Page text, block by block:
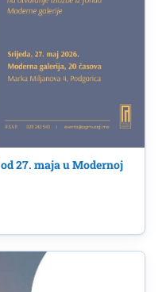
27. maja u Modernoj